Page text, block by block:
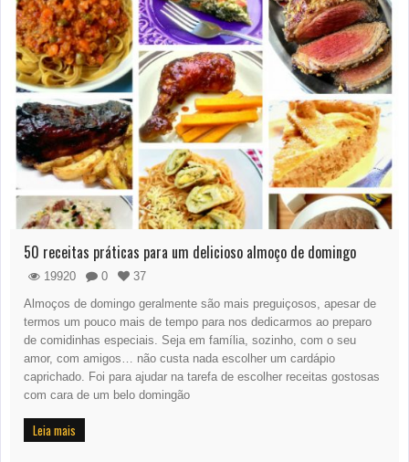
50 receitas práticas para um delicioso almoço de domingo
19920 0
37
Almoços de domingo geralmente são mais preguiçosos, apesar de
termos um pouco mais de tempo para nos dedicarmos ao preparo
de comidinhas especiais. Seja em família, sozinho, com o seu
amor, com amigos… não custa nada escolher um cardápio
caprichado. Foi para ajudar na tarefa de escolher receitas gostosas
com cara de um belo domingão
Leia mais